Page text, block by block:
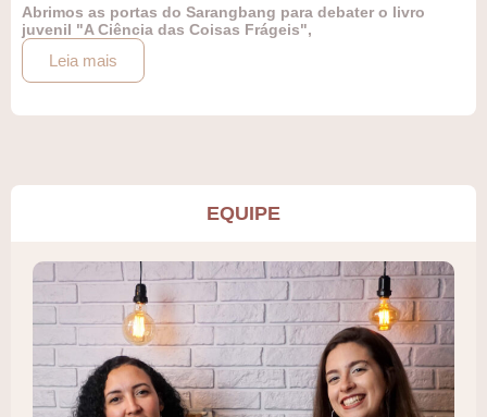
Abrimos as portas do Sarangbang para debater o livro
juvenil "A Ciência das Coisas Frágeis",
Leia mais
EQUIPE